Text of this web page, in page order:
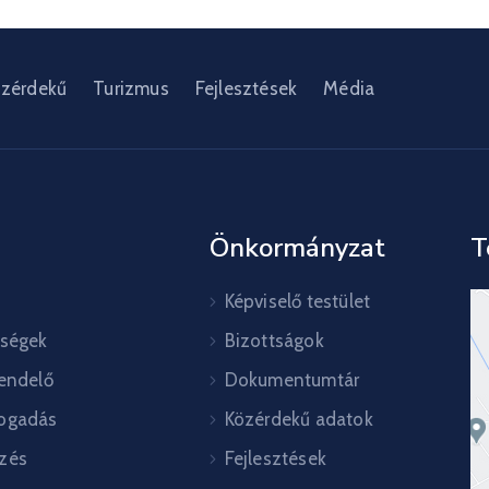
Turizmus Fejlesztések Média
Önkormányzat
Képviselő testület
Bizottságok
Dokumentumtár
Közérdekű adatok
Fejlesztések